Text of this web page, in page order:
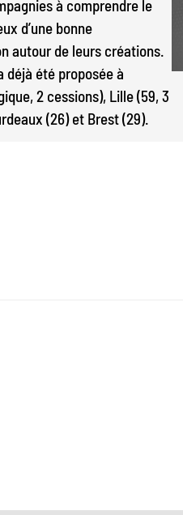
à comprendre le
d’une bonne
autour de leurs créations.
déjà été proposée à
2 cessions), Lille (59, 3
(26) et Brest (29).